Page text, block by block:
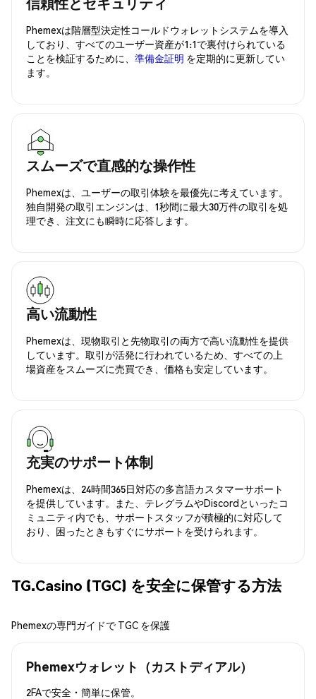
Phemexは階層型決定性コールドウォレットシステムを導入
しており、すべてのユーザー資産が1:1で裏付けられている
ことを検証するために、 準備金証明 を定期的に更新してい
ます。
スムーズで直感的な操作性
Phemexは、ユーザーの取引体験を最優先に考えています。
独自開発の取引エンジンは、1秒間に最大30万件の取引を処
理でき、注文にも瞬時に応答します。
高い流動性
Phemexは、現物取引と先物取引の両方で高い流動性を提供
しています。取引が活発に行われているため、すべての上
場資産をスムーズに売買でき、価格も安定しています。
充実のサポート体制
Phemexは、24時間365日対応の多言語カスタマーサポート
を提供しています。また、テレグラムやDiscordといったコ
ミュニティ内でも、サポートスタッフが積極的に対応して
おり、困ったときもすぐにサポートを受けられます。
TG.Casino (TGC) を安全に保管する方法
Phemexの専門ガイドで TGC を保護
Phemexウォレット（カストディアル）
2FAで安全・簡単に保管。